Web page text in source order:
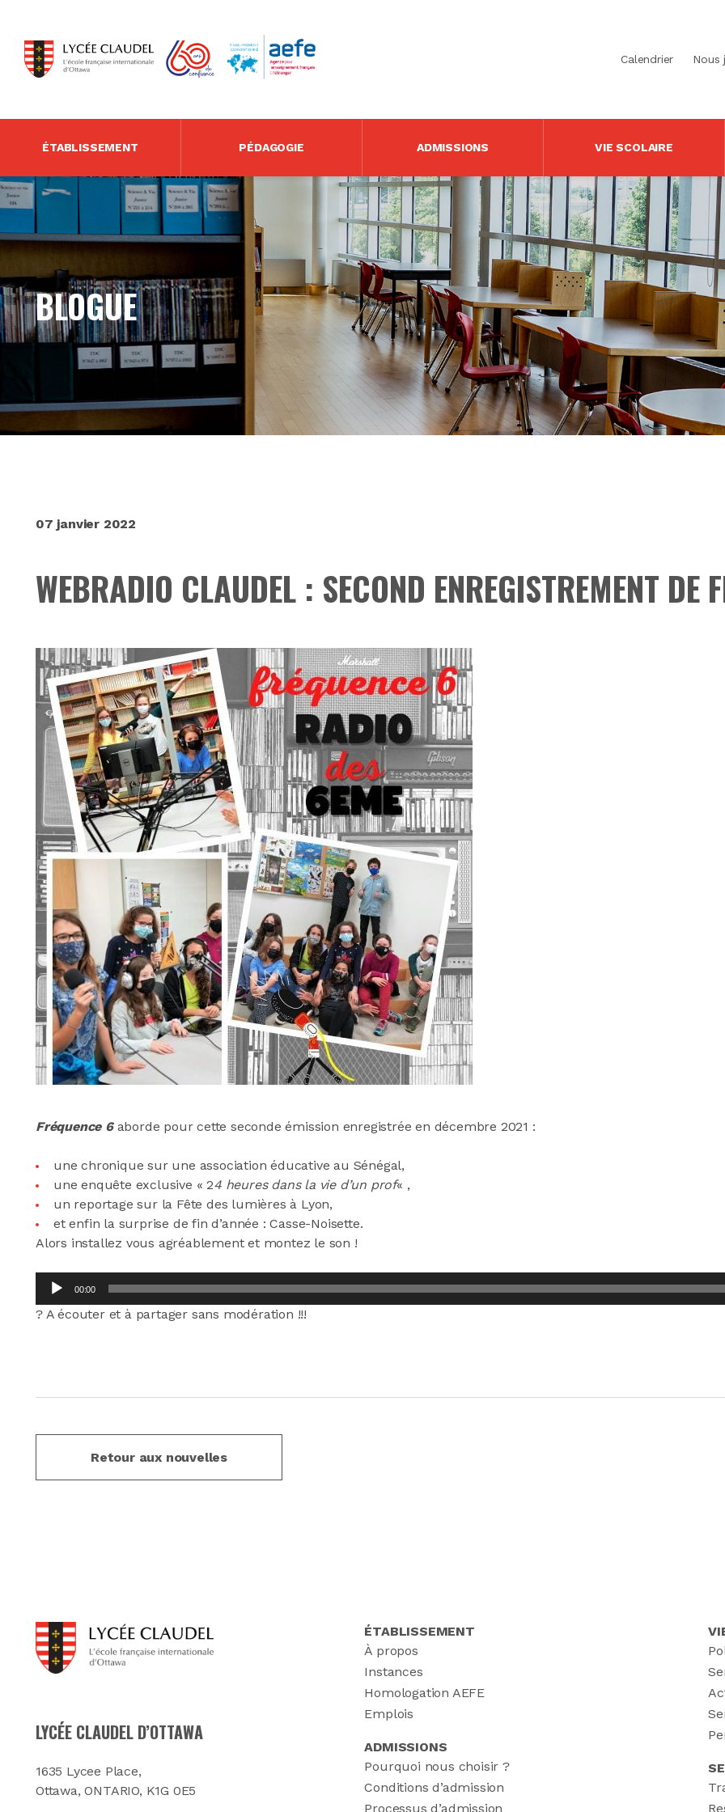
ÉTABLISSEMENT PÉDAGOGIE ADMISSIONS VIE SCOLAIRE
Calendrier Nous
BLOGUE
07 janvier 2022
WEBRADIO CLAUDEL : SECOND ENREGISTREMENT DE
Fréquence 6aborde pour cette seconde émission enregistrée en décembre 2021 :
une chronique sur une association éducative au Sénégal,
une enquête exclusive « 24 heures dans la vie d’un prof« ,
un reportage sur la Fête des lumières à Lyon,
et enfin la surprise de fin d’année : Casse-Noisette.
Alors installez vous agréablement et montez le son !
Lecteur
00:00
? A écouter et à partager sans modération !!!
Retour aux nouvelles
LYCÉE CLAUDEL D’OTTAWA
1635 Lycee Place,
Ottawa, ONTARIO, K1G 0E5
ÉTABLISSEMENT
À propos
Instances
Homologation AEFE
Emplois
ADMISSIONS
Pourquoi nous choisir ?
Conditions d’admission
Processus d’admission